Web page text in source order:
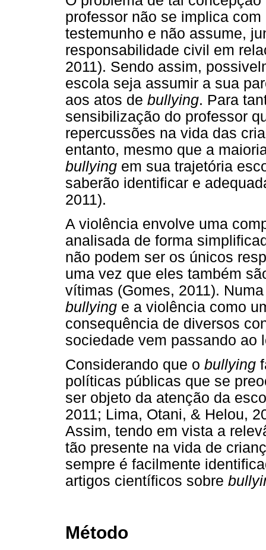
professor não se implica
testemunho e não assume,
responsabilidade civil em
2011). Sendo assim,
escola seja assumir a sua
aos atos de bullying. Para
sensibilização do professor
repercussões na vida das
entanto, mesmo que a
bullying em sua trajetória
saberão identificar e
2011).
A violência envolve uma
analisada de forma
não podem ser os únicos
uma vez que eles também
vítimas (Gomes, 2011).
bullying e a violência como
consequência de diversos
sociedade vem passando ao
Considerando que o bullying
políticas públicas que se
ser objeto da atenção da
2011; Lima, Otani, & Helou,
Assim, tendo em vista a
tão presente na vida de
sempre é facilmente
artigos científicos sobre
Método